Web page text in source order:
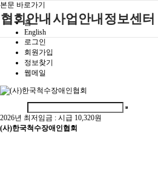
본문 바로가기
홈
English
로그인
회원가입
정보찾기
웹메일
2026년 최저임금 : 시급 10,320원
(사)한국척수장애인협회
협회안내
인사말
연혁
조직도
척수장애란?
사업안내
단체지원사업
척수장애인재
척수장애인직
척수재활연구
정보센터
함께하는 여